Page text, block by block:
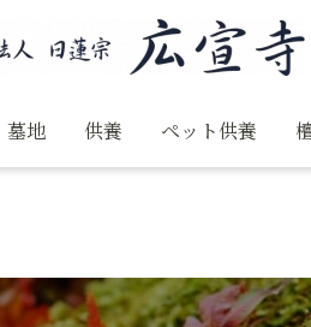
墓地 供養 ペット供養